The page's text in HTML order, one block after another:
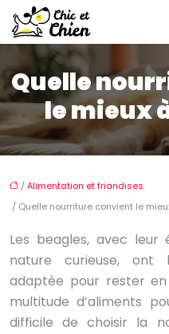
Quelle
le mieux
/Alimentation et friandises
/ Quelle nourriture convient le
Les beagles, avec
nature curieuse, ont
adaptée pour rester
multitude d’aliments
difficile de choisir la